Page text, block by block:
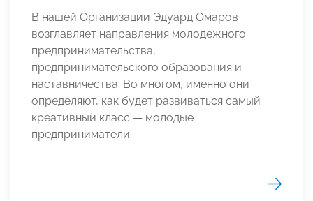
В нашей Организации Эдуард Омаров
возглавляет направления молодежного
предпринимательства,
предпринимательского образования и
наставничества. Во многом, именно они
определяют, как будет развиваться самый
креативный класс — молодые
предприниматели.